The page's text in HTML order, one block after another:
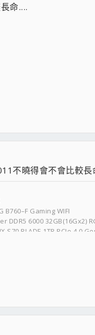
命....
不曉得會不會比較長
B760–F Gaming WIFI
DDR5 6000 32GB(16Gx2)
S70 BLADE 1TB PCIe 4.0
2600K OC 4.5G @1.2V